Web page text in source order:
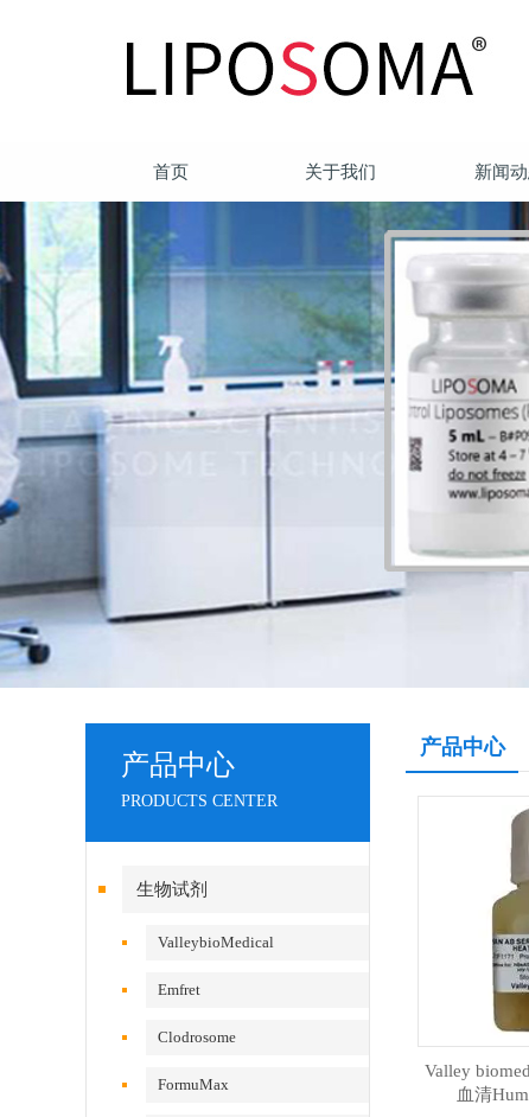
首页 关于我们 新闻
产品中心
PRODUCTS CENTER
生物试剂
ValleybioMedical
Emfret
Clodrosome
FormuMax
产品中心
Valley
血清